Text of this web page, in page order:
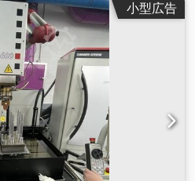
容量:285 l , 位置決め速度:10 m/
小型広告